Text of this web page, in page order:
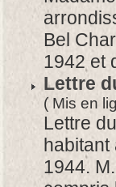
Bel
1942 et
Lettre
( Mis en
Lettre
habitant
1944.